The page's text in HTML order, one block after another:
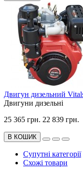
Двигун дизельний
Двигуни дизельні
25 365 грн. 22 839 грн.
В КОШИК
Супутні категорії
Схожі товари